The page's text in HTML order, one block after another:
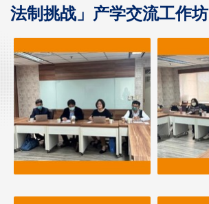
法制挑战」产学交流工作坊